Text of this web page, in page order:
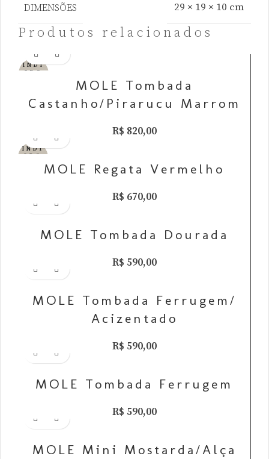
DIMENSÕES 29 × 19 × 10 cm
Produtos relacionados
INDI
SPO
MOLE Tombada
Castanho/Pirarucu Marrom
R$ 820,00
INDI
SPO
MOLE Regata Vermelho
R$ 670,00
MOLE Tombada Dourada
R$ 590,00
MOLE Tombada Ferrugem/
Acizentado
R$ 590,00
MOLE Tombada Ferrugem
R$ 590,00
MOLE Mini Mostarda/Alça